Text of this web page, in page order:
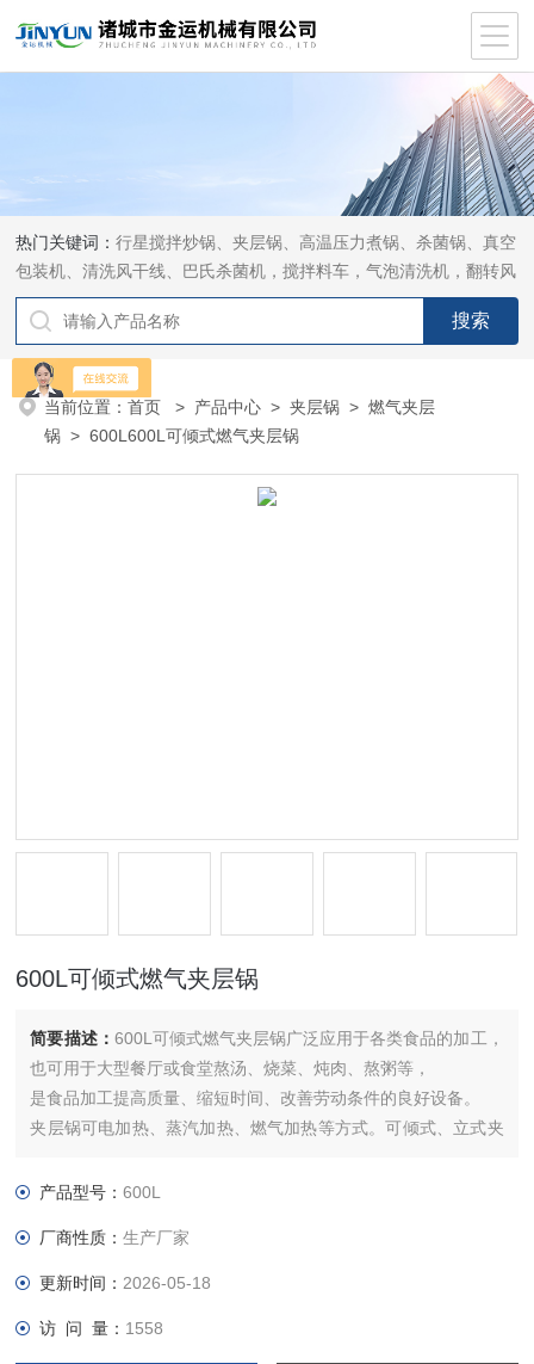
热门关键词：行星搅拌炒锅、夹层锅、高温压力煮锅、杀菌锅、真空
包装机、清洗风干线、巴氏杀菌机，搅拌料车，气泡清洗机，翻转风
干机
当前位置：首页 > 产品中心 >夹层锅 >燃气夹层
锅 > 600L600L可倾式燃气夹层锅
600L可倾式燃气夹层锅
简要描述： 600L可倾式燃气夹层锅广泛应用于各类食品的加工，
也可用于大型餐厅或食堂熬汤、烧菜、炖肉、熬粥等，
是食品加工提高质量、缩短时间、改善劳动条件的良好设备。
夹层锅可电加热、蒸汽加热、燃气加热等方式。可倾式、立式夹
搅拌、刮底搅拌夹层锅。食堂熬粥、炒菜锅。夹层锅可用于食品
化糖、蒸煮、果酱、糕点等。夹层锅是不锈钢制作，专业生产，
您用的放心。
产品型号：600L
厂商性质：生产厂家
更新时间： 2026-05-18
访 问 量： 1558